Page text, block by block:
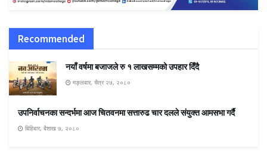
Recommended
नयाँ वर्षमा बजाजले रु १ लाखसम्मको उपहार दिँदै
मङ्लबार, चैत्र २७, २०८०
उपनिर्वाचनका सन्दर्भमा आज चितवनमा सत्तारुढ चार दलले संयुक्त आमसभा गर्दै
बिहिबार, बैशाख ७, २०८०